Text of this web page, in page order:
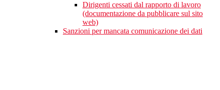
Dirigenti cessati dal rapporto di lavoro
(documentazione da pubblicare sul sito
web)
Sanzioni per mancata comunicazione dei dati